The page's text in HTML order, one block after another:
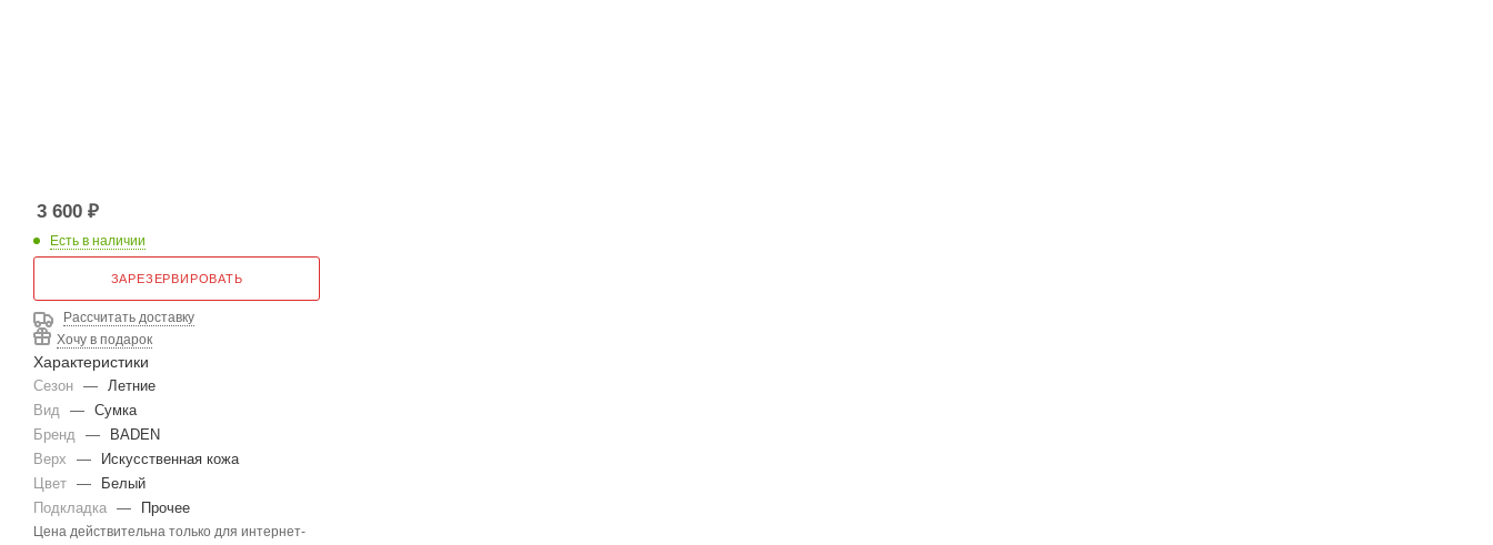
3 600 ₽
Есть в наличии
ЗАРЕЗЕРВИРОВАТЬ
Рассчитать доставку
Хочу в подарок
Характеристики
Сезон — Летние
Вид — Сумка
Бренд —
BADEN
Верх
—
Искусственная кожа
Цвет —
Белый
Подкладка — Прочее
Цена действительна только для интернет-